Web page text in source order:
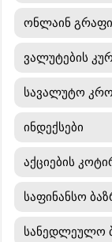
ონლაინ
ვალუტების
სავალუტო
ინდექსები
აქციების
საფინანსო
სანედლეულო